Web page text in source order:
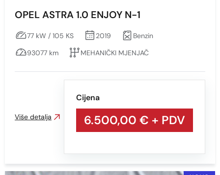
Vrsta motora
OPEL ASTRA 1.0 ENJOY N-1
77 kW / 105 KS 2019
Benzin
93077 km
MEHANIČKI MJENJAČ
Cijena
6.500,00 € + PDV
Više detalja